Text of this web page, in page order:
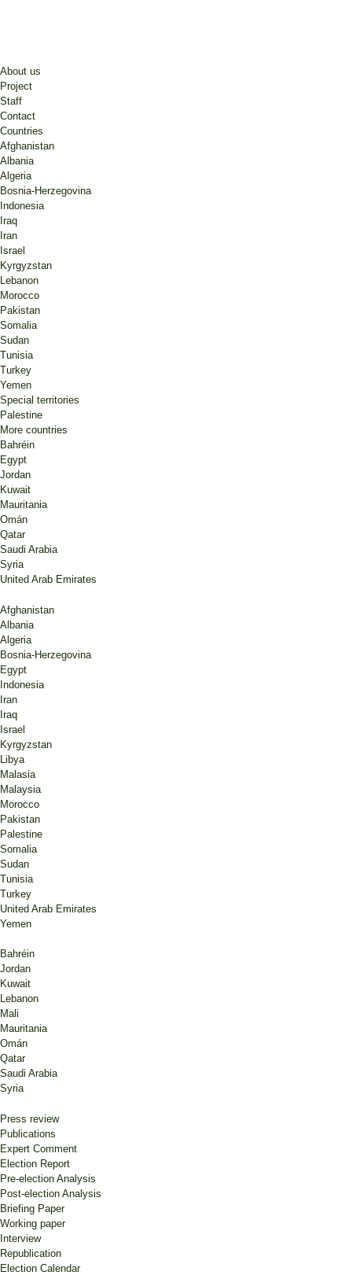
About us
Project
Staff
Contact
Countries
Afghanistan
Albania
Algeria
Bosnia-Herzegovina
Indonesia
Iraq
Iran
Israel
Kyrgyzstan
Lebanon
Morocco
Pakistan
Somalia
Sudan
Tunisia
Turkey
Yemen
Special territories
Palestine
More countries
Bahréin
Egypt
Jordan
Kuwait
Mauritania
Omán
Qatar
Saudi Arabia
Syria
United Arab Emirates
Afghanistan
Albania
Algeria
Bosnia-Herzegovina
Egypt
Indonesia
Iran
Iraq
Israel
Kyrgyzstan
Libya
Malasia
Malaysia
Morocco
Pakistan
Palestine
Somalia
Sudan
Tunisia
Turkey
United Arab Emirates
Yemen
Bahréin
Jordan
Kuwait
Lebanon
Mali
Mauritania
Omán
Qatar
Saudi Arabia
Syria
Press review
Publications
Expert Comment
Election Report
Pre-election Analysis
Post-election Analysis
Briefing Paper
Working paper
Interview
Republication
Election Calendar